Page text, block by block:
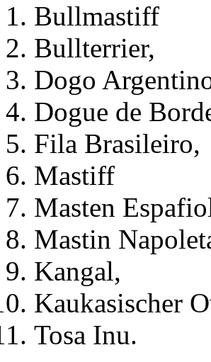
Bullmastiff
Bullterrier,
Dogo
Dogue de
Fila Brasileiro,
Mastiff
Masten
Mastin
Kangal,
Kaukasischer
Tosa Inu.